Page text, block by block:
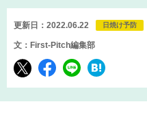
更新日：2022.06.22 日焼け予防
文：First-Pitch編集部